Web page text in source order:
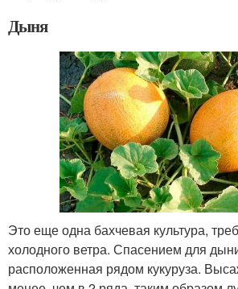
Дыня
Это еще одна бахчевая культура,
холодного ветра. Спасением для
расположенная рядом кукуруза.